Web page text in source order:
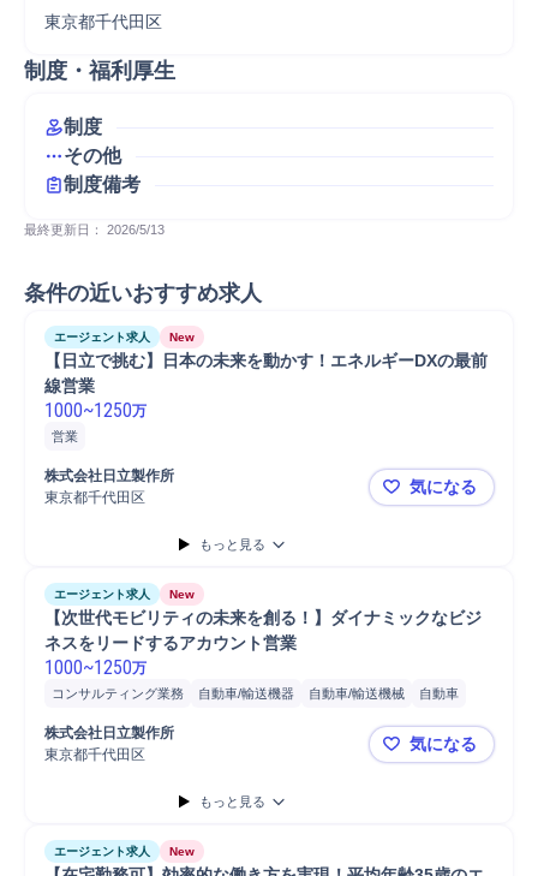
東京都千代田区
制度・福利厚生
制度
その他
制度備考
最終更新日： 2026/5/13
条件の近いおすすめ求人
エージェント求人 New
【日立で挑む】日本の未来を動かす！エネルギーDXの最前
線営業
1000~1250万
営業
株式会社日立製作所
東京都千代田区
【日立で挑
気になる
もっと見る
エージェント求人 New
【次世代モビリティの未来を創る！】ダイナミックなビジ
ネスをリードするアカウント営業
1000~1250万
コンサルティング業務 自動車/輸送機器 自動車/輸送機械
自動車
営業
分析 コンサルタント
株式会社日立製作所
東京都千代田区
【次世代モ
気になる
もっと見る
エージェント求人 New